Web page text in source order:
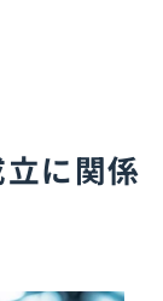
に関係